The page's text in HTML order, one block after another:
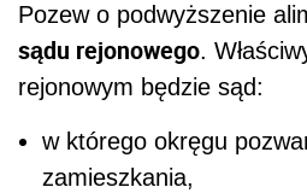
Pozew o podwyższenie
sądu rejonowego.
rejonowym będzie sąd:
w którego okręgu
zamieszkania,